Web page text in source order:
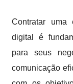
Contratar uma
digital é
para seus
comunicação